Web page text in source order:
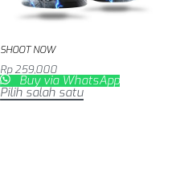
SHOOT NOW
Buy via WhatsApp
Rp259,000
Pilih salah satu